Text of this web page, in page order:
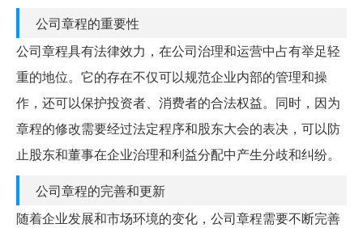
公司章程的重要性
公司章程具有法律效力，在公司治理和运营中占有举足轻
重的地位。它的存在不仅可以规范企业内部的管理和操
作，还可以保护投资者、消费者的合法权益。同时，因为
章程的修改需要经过法定程序和股东大会的表决，可以防
止股东和董事在企业治理和利益分配中产生分歧和纠纷。
公司章程的完善和更新
随着企业发展和市场环境的变化，公司章程需要不断完善